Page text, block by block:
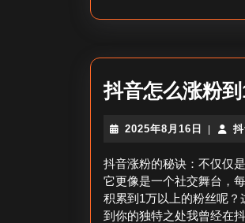
抖音怎么涨粉
2025年8月16日
2025
8
月
16
日
抖音涨粉的秘诀：不仅仅
它更像是一个社交舞台，
积累到1万以上的粉丝呢
到你的独特之处我曾经在